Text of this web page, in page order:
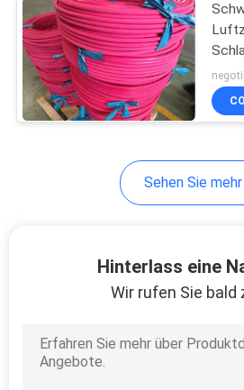
PRIVACY
POLICY
Sehen Sie mehr
Hinterlass eine
Wir rufen Sie bald